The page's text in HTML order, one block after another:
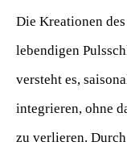
Die Kreationen
lebendigen
versteht es,
integrieren, ohne
zu verlieren.